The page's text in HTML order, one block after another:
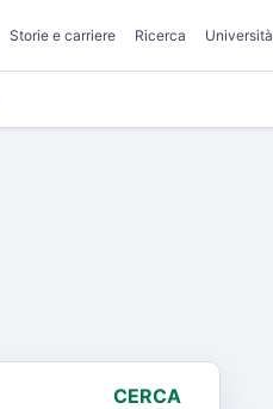
Storie e carriere Ricerca Università
CERCA